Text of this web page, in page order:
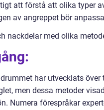
att förstå att olika typer
av angreppet bör
nackdelar med olika
har utvecklats
men dessa metoder
Numera förespråkar